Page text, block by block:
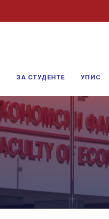
ЗА СТУДЕНТЕ УПИС